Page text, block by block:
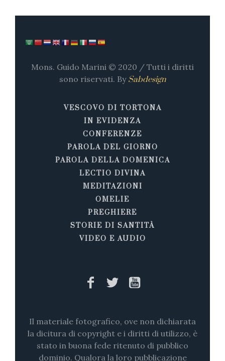
Mons. Guido Marini © 2020 / Tutti i diritti
sono riservati. By Sabdesign
VESCOVO DI TORTONA
IN EVIDENZA
CONFERENZE
PAROLA DEL GIORNO
PAROLA DELLA DOMENICA
LECTIO DIVINA
MEDITAZIONI
OMELIE
PREGHIERE
STORIE DI SANTITÀ
VIDEO E AUDIO
Il materiale fotografico, ove non dichiarata
la dicitura di copyright e i diritti di utilizzo, è
stato in buona fede ritenuto di pubblico
dominio. Qualora la loro pubblicazione